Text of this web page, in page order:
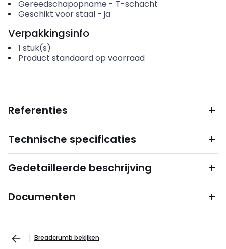
Gereedschapopname - T-schacht
Geschikt voor staal- ja
Verpakkingsinfo
1 stuk(s)
Product standaard op voorraad
Referenties
Technische specificaties
Gedetailleerde beschrijving
Documenten
Breadcrumb bekijken